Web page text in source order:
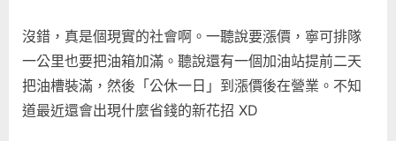
小。
沒錯，真是個現實的社會啊。一聽說要漲價，寧可排隊
一公里也要把油箱加滿。聽說還有一個加油站提前二天
把油槽裝滿，然後「公休一日」到漲價後在營業。不知
道最近還會出現什麼省錢的新花招 XD